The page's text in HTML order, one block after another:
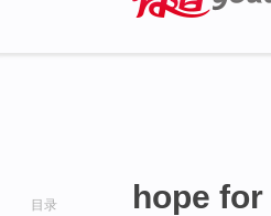
目录 hope